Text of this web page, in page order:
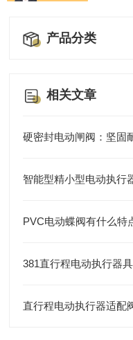
产品分类
相关文章
硬密封电动闸阀：坚固
智能型精小型电动执行
PVC电动蝶阀有什么特
381直行程电动执行器
直行程电动执行器适配